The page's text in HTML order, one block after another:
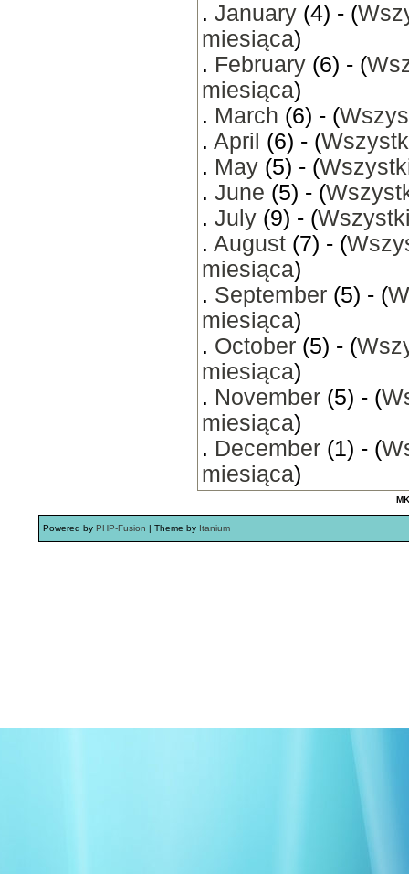
. January (4) - (
miesiąca)
. February (6) - (
miesiąca)
. March (6) - (
. April (6) - (
. May (5) - (
. June (5) - (
. July (9) - (
. August (7) - (
miesiąca)
. September (5) - (
miesiąca)
. October (5) - (
miesiąca)
. November (5) - (
miesiąca)
. December (1) - (
miesiąca)
Powered by PHP-Fusion | Theme by Itanium